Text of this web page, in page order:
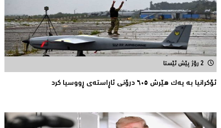
2 رۆژ پێش ئێستا
ئۆکرانیا بە یەک هێرش ٦٠٥ درۆنی ئاڕاستەى ڕووسیا کرد